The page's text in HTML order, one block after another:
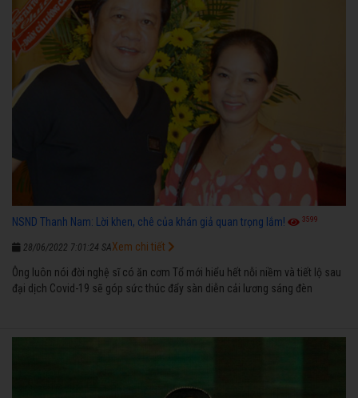
NSND Thanh Nam: Lời khen, chê của khán giả quan trọng lắm! 3599
28/06/2022 7:01:24 SA
Ông luôn nói đời nghệ sĩ có ăn cơm Tổ mới hiểu hết nỗi niềm và tiết lộ sau
đại dịch Covid-19 sẽ góp sức thúc đẩy sàn diễn cải lương sáng đèn
Xem chi tiết